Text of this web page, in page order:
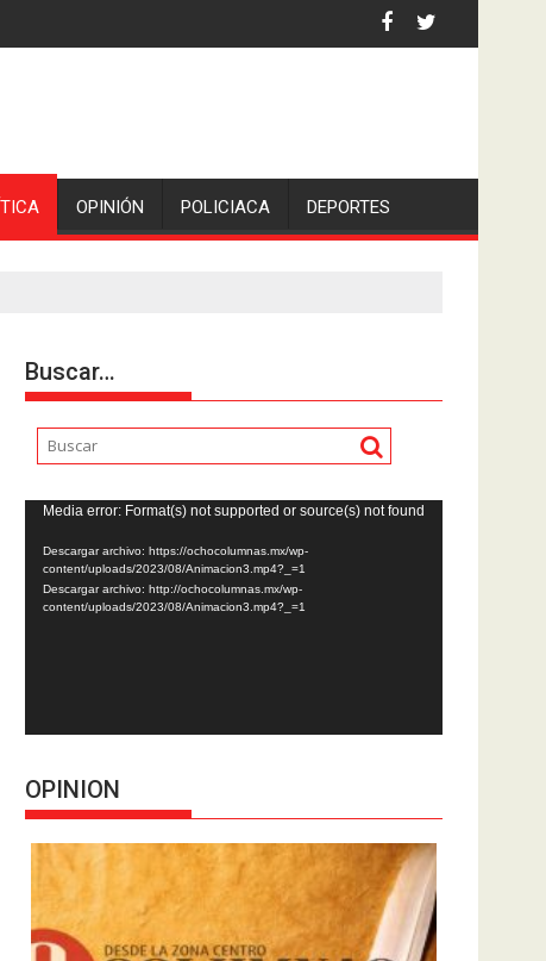
la comunicadora Avisack Douglas.
OPINIÓN POLICIACA DEPORTES
Buscar…
Reproductor
de
vídeo
Media error: Format(s) not supported or source(s) not found
Descargar archivo: https://ochocolumnas.mx/wp-
content/uploads/2023/08/Animacion3.mp4?_=1
Descargar archivo: http://ochocolumnas.mx/wp-
content/uploads/2023/08/Animacion3.mp4?_=1
OPINION